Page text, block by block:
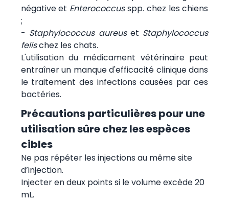
négative et Enterococcusspp. chez les chiens
;
- Staphylococcus aureuset Staphylococcus
felischez les chats.
L'utilisation du médicament vétérinaire peut
entraîner un manque d'efficacité clinique dans
le traitement des infections causées par ces
bactéries.
Précautions particulières pour une
utilisation sûre chez les espèces
cibles
Ne pas répéter les injections au même site
d’injection.
Injecter en deux points si le volume excède 20
mL.